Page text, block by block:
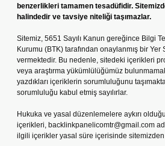
benzerlikleri tamamen tesadüfidir.
halindedir ve tavsiye niteliği taşımazlar.
Sitemiz, 5651 Sayılı Kanun gereğince Bilgi
Kurumu (BTK) tarafından onaylanmış bir Yer
vermektedir. Bu nedenle, sitedeki içerikleri
veya araştırma yükümlülüğümüz
yazdıkları içeriklerin sorumluluğunu
sorumluluğu kabul etmiş sayılırlar.
Hukuka ve yasal düzenlemelere aykırı
içerikleri, backlinkpanelicomtr@gmail.com
ilgili içerikler yasal süre içerisinde sitemizden